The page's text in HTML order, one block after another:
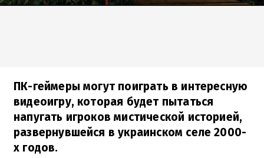
ПК-геймеры могут поиграть в интересную
видеоигру, которая будет пытаться
напугать игроков мистической историей,
развернувшейся в украинском селе 2000-
х годов.